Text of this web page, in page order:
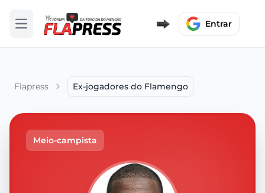
Abrir menu Entrar
Flapress Ex-jogadores do Flamengo
Meio-campista